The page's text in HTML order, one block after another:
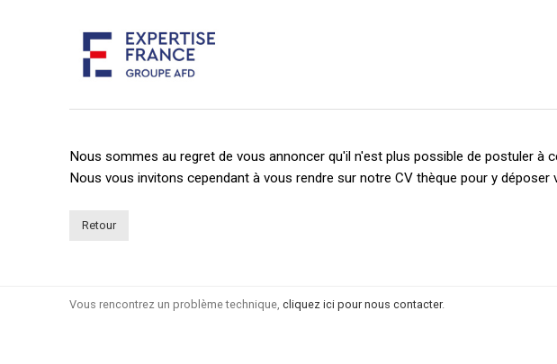
Nous sommes au regret de vous annoncer qu'il n'est plus possible de postuler à
Nous vous invitons cependant à vous rendre sur notre CV thèque pour y
Retour
Vous rencontrez un problème technique, cliquez ici pour nous contacter.